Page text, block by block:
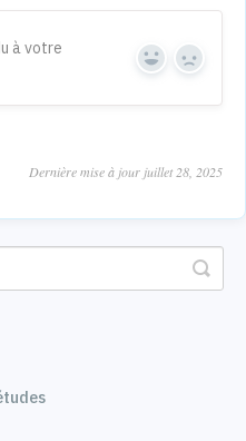
à votre
Yes No
Dernière mise à jour juillet 28, 2025